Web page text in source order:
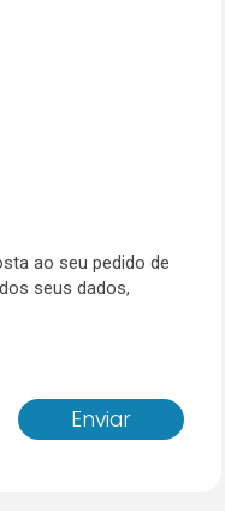
ao seu pedido de
seus dados,
Enviar